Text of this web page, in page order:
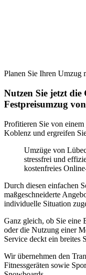
Planen Sie Ihren Umzug
Nutzen Sie jetzt
Festpreisumzug
Profitieren Sie von einem
Koblenz und ergreifen
Umzüge von
stressfrei und
kostenfreies
Durch diesen einfachen
maßgeschneiderte
individuelle Situation
Ganz gleich, ob Sie eine
oder die Nutzung einer
Service deckt ein breites
Wir übernehmen den
Fitnessgeräten sowie